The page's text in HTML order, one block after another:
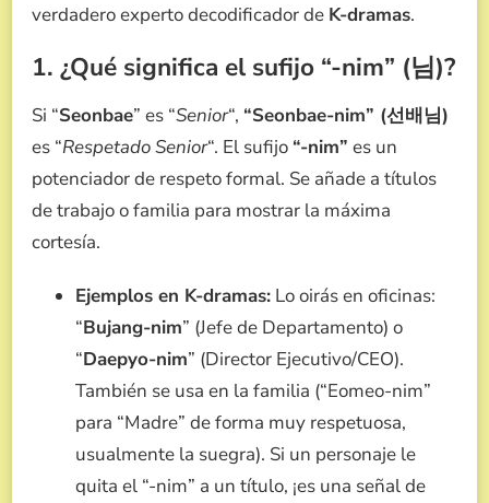
verdadero experto decodificador de K-dramas.
1. ¿Qué significa el sufijo “-nim” (님)?
Si “Seonbae” es “Senior“, “Seonbae-nim” (선배님)
es “Respetado Senior“. El sufijo “-nim” es un
potenciador de respeto formal. Se añade a títulos
de trabajo o familia para mostrar la máxima
cortesía.
Ejemplos en K-dramas: Lo oirás en oficinas:
“Bujang-nim” (Jefe de Departamento) o
“Daepyo-nim” (Director Ejecutivo/CEO).
También se usa en la familia (“Eomeo-nim”
para “Madre” de forma muy respetuosa,
usualmente la suegra). Si un personaje le
quita el “-nim” a un título, ¡es una señal de